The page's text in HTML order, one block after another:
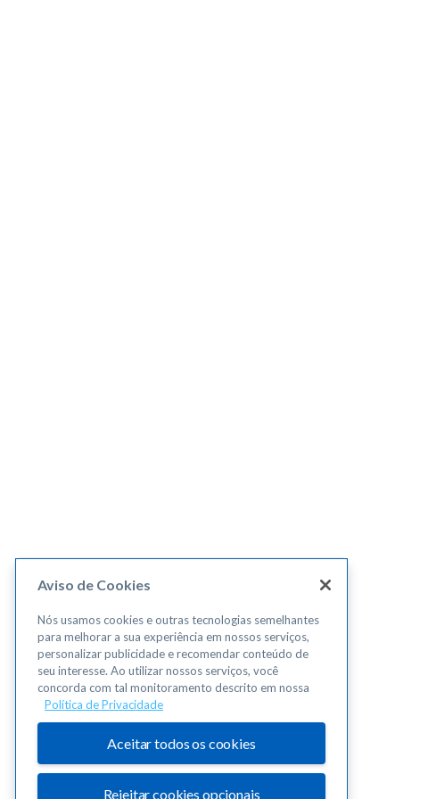
Aviso de Cookies
Nós usamos cookies e outras tecnologias semelhantes
para melhorar a sua experiência em nossos serviços,
personalizar publicidade e recomendar conteúdo de
seu interesse. Ao utilizar nossos serviços, você
concorda com tal monitoramento descrito em nossa
Política de Privacidade
Aceitar todos os cookies
Rejeitar cookies opcionais